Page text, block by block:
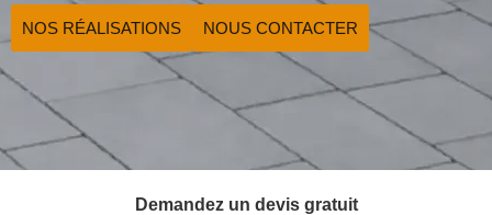
NOS RÉALISATIONS NOUS CONTACTER
Demandez un devis gratuit